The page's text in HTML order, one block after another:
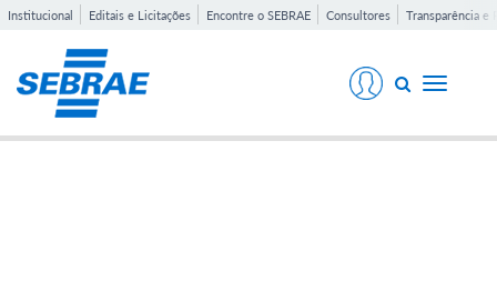
Institucional Editais e Licitações Encontre o SEBRAE Consultores Transparência e
Toggle